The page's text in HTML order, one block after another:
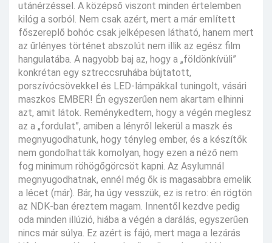
utánérzéssel. A középső viszont minden értelemben
kilóg a sorból. Nem csak azért, mert a már említett
főszereplő bohóc csak jelképesen látható, hanem mert
az űrlényes történet abszolút nem illik az egész film
hangulatába. A nagyobb baj az, hogy a „földönkívüli”
konkrétan egy sztreccsruhába bújtatott,
porszívócsövekkel és LED-lámpákkal tuningolt, vásári
maszkos EMBER! Én egyszerűen nem akartam elhinni
azt, amit látok. Reménykedtem, hogy a végén meglesz
az a „fordulat”, amiben a lényről lekerül a maszk és
megnyugodhatunk, hogy tényleg ember, és a készítők
nem gondolhatták komolyan, hogy ezen a néző nem
fog minimum röhögőgörcsöt kapni. Az Asylumnál
megnyugodhatnak, ennél még ők is magasabbra emelik
a lécet (már). Bár, ha úgy vesszük, ez is retro: én rögtön
az NDK-ban éreztem magam. Innentől kezdve pedig
oda minden illúzió, hiába a végén a darálás, egyszerűen
nincs már súlya. Ez azért is fájó, mert maga a lezárás